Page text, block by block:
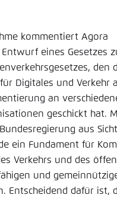
kommentiert Agora
eines Gesetzes
den
Digitales und Verkehr
an
geschickt hat.
aus
ein Fundament für
Verkehrs und des
und
Entscheidend dafür ist,
Noch kein
für diese Webseite im